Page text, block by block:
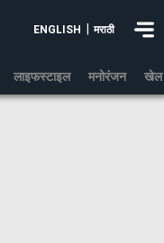
ENGLISH मराठी
लाइफस्टाइल मनोरंजन खेल